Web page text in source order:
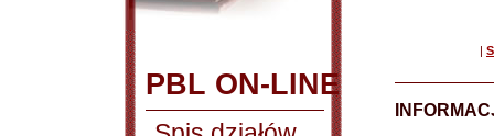
PBL ON-LINE
|